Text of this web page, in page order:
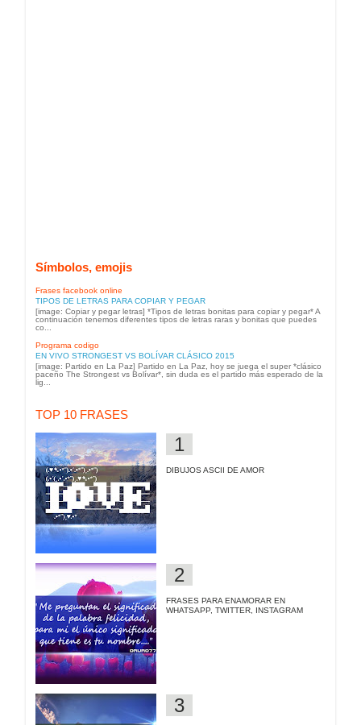
Símbolos, emojis
Frases facebook online
TIPOS DE LETRAS PARA COPIAR Y PEGAR
[image: Copiar y pegar letras] *Tipos de letras bonitas para copiar y pegar* A
continuación tenemos diferentes tipos de letras raras y bonitas que puedes
co...
Programa codigo
EN VIVO STRONGEST VS BOLÍVAR CLÁSICO 2015
[image: Partido en La Paz] Partido en La Paz, hoy se juega el super *clásico
paceño The Strongest vs Bolívar*, sin duda es el partido más esperado de la
lig...
TOP 10 FRASES
DIBUJOS ASCII DE AMOR
FRASES PARA ENAMORAR EN
WHATSAPP, TWITTER, INSTAGRAM